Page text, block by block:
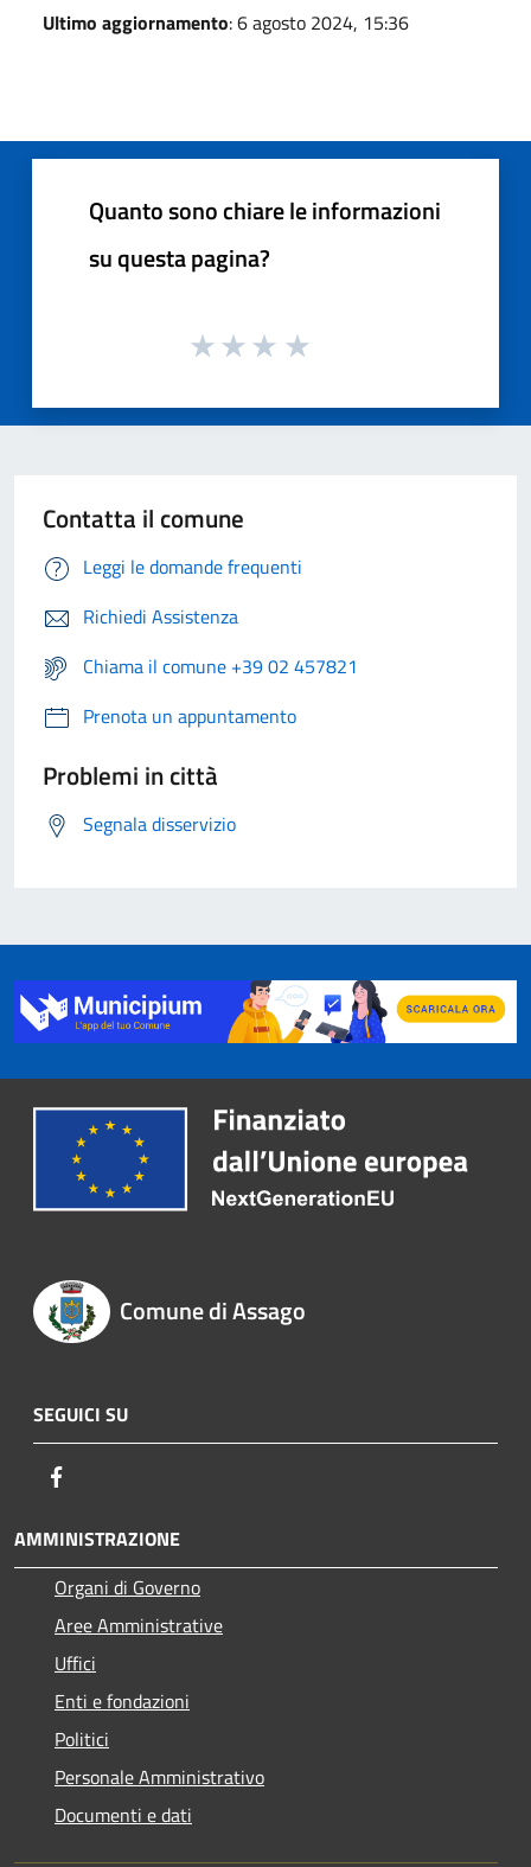
Ultimo aggiornamento: 6 agosto 2024, 15:36
Quanto sono chiare le informazioni
su questa pagina?
Contatta il comune
Leggi le domande frequenti
Richiedi Assistenza
Chiama il comune +39 02 457821
Prenota un appuntamento
Problemi in città
Segnala disservizio
Comune di Assago
SEGUICI SU
AMMINISTRAZIONE
Organi di Governo
Aree Amministrative
Uffici
Enti e fondazioni
Politici
Personale Amministrativo
Documenti e dati